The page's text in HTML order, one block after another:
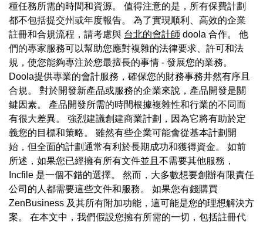
種任務所需的時間和資源。 值得注意的是，所有保費計劃
都不包括提交州或年度報告。 為了實現順利、高效的企業
註冊和合規流程，請考慮與 台北的會計師 doola 合作。 他
們的專家服務可以幫助您應對複雜的法律要求、許可和法
規，使您能夠專注於您最擅長的事情 - 發展您的業務。
Doola提供專業的會計服務，確保您的財務事務井然有序且
合規。 對於開發新產品或服務的企業來說，產品開發是關
鍵因素。 產品開發所需的時間根據複雜性和行業的不同而
有很大差異。 強烈建議創建商業計劃，因為它將有助於定
義您的目標和策略。 雖然有些企業可能會從基本計劃開
始，但全面的計劃通常有利於長期成功和獲得資金。 如前
所述，如果您已經擁有所有文件並且不需要其他服務，
Incfile 是一個不錯的選擇。 然而，大多數想要創辦有限責任
公司的人都需要這些文件和服務。 如果您有錢購買
ZenBusiness 及其所有附加功能，這可能是您的理想解決方
案。 在本文中，我們假設您擁有所需的一切，包括註冊代